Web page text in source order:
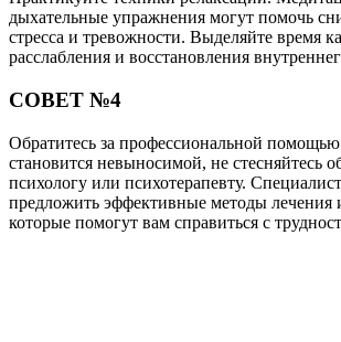
дыхательные упражнения могут помочь
стресса и тревожности. Выделяйте время
расслабления и восстановления
СОВЕТ №4
Обратитесь за профессиональной
становится невыносимой, не стесняйтесь
психологу или психотерапевту.
предложить эффективные методы лечения
которые помогут вам справиться с